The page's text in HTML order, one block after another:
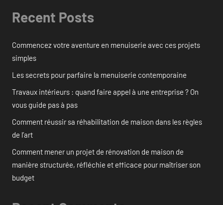
Recent Posts
Commencez votre aventure en menuiserie avec ces projets
simples
Les secrets pour parfaire la menuiserie contemporaine
Travaux intérieurs : quand faire appel à une entreprise ? On
vous guide pas à pas
Comment réussir sa réhabilitation de maison dans les règles
de l’art
Comment mener un projet de rénovation de maison de
manière structurée, réfléchie et efficace pour maîtriser son
budget